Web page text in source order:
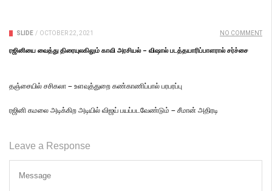
SLIDE / OCTOBER 22, 2021 NO COMMENT
ரஜினியை வைத்து திரையுலகிலும் காவி அரசியல் – விஷால் படத்தயாரிப்பாளரால் சர்ச்சை
தஞ்சையில் சசிகலா – உளவுத்துறை கண்காணிப்பால் பரபரப்பு
ரஜினி கமலை அடிக்கிற அடியில் விஜய் பயப்படவேண்டும் – சீமான் அதிரடி
Leave a Response